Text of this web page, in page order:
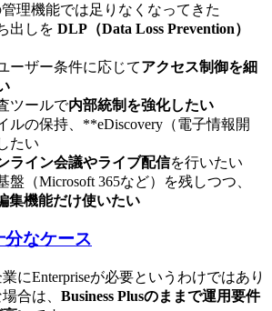
管理機能では足りなくなってきた
出しを DLP（Data Loss Prevention）
ーザー条件に応じてアクセス制御を細
ツールで内部統制を強化したい
ルの保持、**eDiscovery（電子情報開
たい
ライン会議やライブ配信を行いたい
盤（Microsoft 365など）を残しつつ、
集機能だけ使いたい
分なケース
にEnterpriseが必要というわけではあり
合は、 Business Plusのままで運用要件